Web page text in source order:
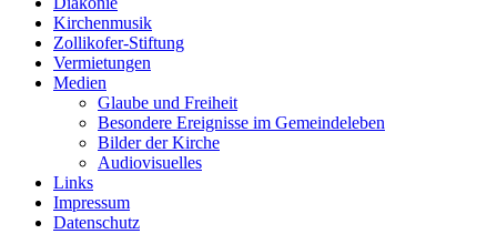
Kirchenmusik
Zollikofer-Stiftung
Vermietungen
Medien
Glaube und Freiheit
Besondere Ereignisse im Gemeindeleben
Bilder der Kirche
Audiovisuelles
Links
Impressum
Datenschutz